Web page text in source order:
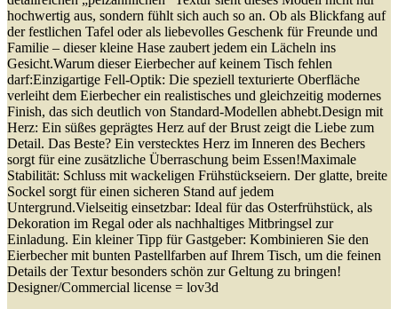
hochwertig aus, sondern fühlt sich auch so an. Ob als Blickfang auf
der festlichen Tafel oder als liebevolles Geschenk für Freunde und
Familie – dieser kleine Hase zaubert jedem ein Lächeln ins
Gesicht.Warum dieser Eierbecher auf keinem Tisch fehlen
darf:Einzigartige Fell-Optik: Die speziell texturierte Oberfläche
verleiht dem Eierbecher ein realistisches und gleichzeitig modernes
Finish, das sich deutlich von Standard-Modellen abhebt.Design mit
Herz: Ein süßes geprägtes Herz auf der Brust zeigt die Liebe zum
Detail. Das Beste? Ein verstecktes Herz im Inneren des Bechers
sorgt für eine zusätzliche Überraschung beim Essen!Maximale
Stabilität: Schluss mit wackeligen Frühstückseiern. Der glatte, breite
Sockel sorgt für einen sicheren Stand auf jedem
Untergrund.Vielseitig einsetzbar: Ideal für das Osterfrühstück, als
Dekoration im Regal oder als nachhaltiges Mitbringsel zur
Einladung. Ein kleiner Tipp für Gastgeber: Kombinieren Sie den
Eierbecher mit bunten Pastellfarben auf Ihrem Tisch, um die feinen
Details der Textur besonders schön zur Geltung zu bringen!
Designer/Commercial license = lov3d